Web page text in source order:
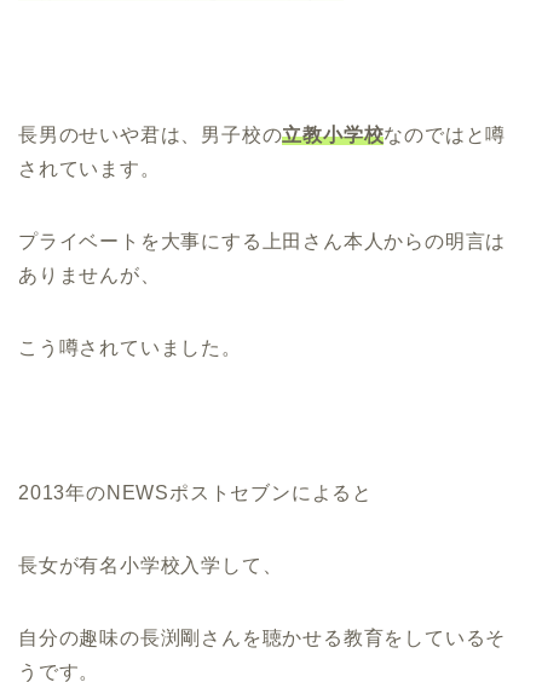
長男のせいや君は、男子校の立教小学校なのではと噂
されています。
プライベートを大事にする上田さん本人からの明言は
ありませんが、
こう噂されていました。
2013年のNEWSポストセブンによると
長女が有名小学校入学して、
自分の趣味の長渕剛さんを聴かせる教育をしているそ
うです。